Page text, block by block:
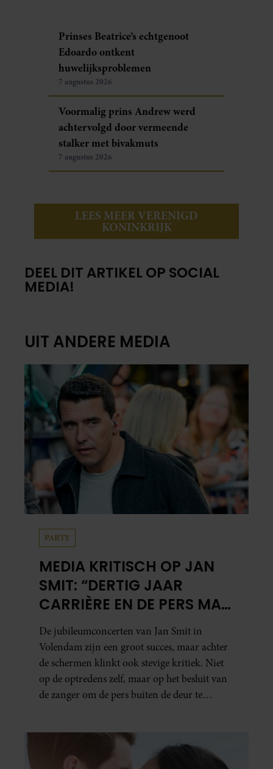
Prinses Beatrice’s echtgenoot
Edoardo ontkent
huwelijksproblemen
7 augustus 2026
Voormalig prins Andrew werd
achtervolgd door vermeende
stalker met bivakmuts
7 augustus 2026
LEES MEER VERENIGD
KONINKRIJK
DEEL DIT ARTIKEL OP SOCIAL
MEDIA!
UIT ANDERE MEDIA
PARTY
MEDIA KRITISCH OP JAN
SMIT: “DERTIG JAAR
CARRIÈRE EN DE PERS MAG
NIET NAAR BINNEN”
De jubileumconcerten van Jan Smit in
Volendam zijn een groot succes, maar achter
de schermen klinkt ook stevige kritiek. Niet
op de optredens zelf, maar op het besluit van
de zanger om de pers buiten de deur te
entertainmentjournalisten hun teleurstelling.
Volgens hen is Jan Smit de afgelopen jaren